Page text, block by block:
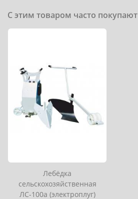
С этим товаром часто покупают
Лебёдка
сельскохозяйственная
ЛС-100а (электроплуг)